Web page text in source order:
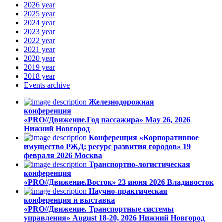
2026 year
2025 year
2024 year
2023 year
2022 year
2021 year
2020 year
2019 year
2018 year
Events archive
Железнодорожная
конференция
«PRO//Движение.Год пассажира» May 26, 2026
Нижний Новгород
Конференция «Корпоративное
имущество РЖД: ресурс развития городов» 19
февраля 2026 Москва
Транспортно-логистическая
конференция
«PRO//Движение.Восток» 23 июня 2026 Владивосток
Научно-практическая
конференция и выставка
«PRO//Движение. Транспортные системы
управления» August 18-20, 2026 Нижний Новгород